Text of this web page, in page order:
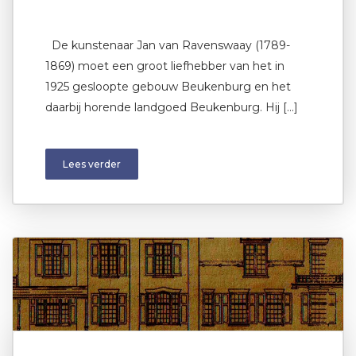
De kunstenaar Jan van Ravenswaay (1789-
1869) moet een groot liefhebber van het in
1925 gesloopte gebouw Beukenburg en het
daarbij horende landgoed Beukenburg. Hij […]
Lees verder